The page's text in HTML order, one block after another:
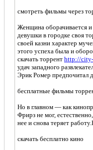
смотреть фильмы через
Женщина оборачивается и
девушки в городке своя
своей казни характер
этого успеха была и
скачать торрент http://
удач западного
Эрик Ромер предпочитал
бесплатные фильмы
Но в главном — как
Фрирз не мог,
нее и снова теряет
скачать бесплатно кино